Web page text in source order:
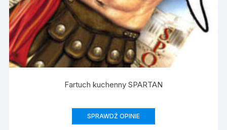
Fartuch kuchenny SPARTAN
SPRAWDŹ OPINIE